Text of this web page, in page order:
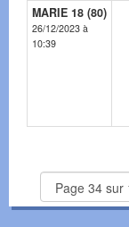
MARIE 18 (80)
26/12/2023 à
10:39